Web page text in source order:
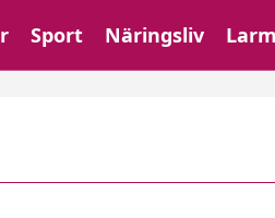
Sport Näringsliv